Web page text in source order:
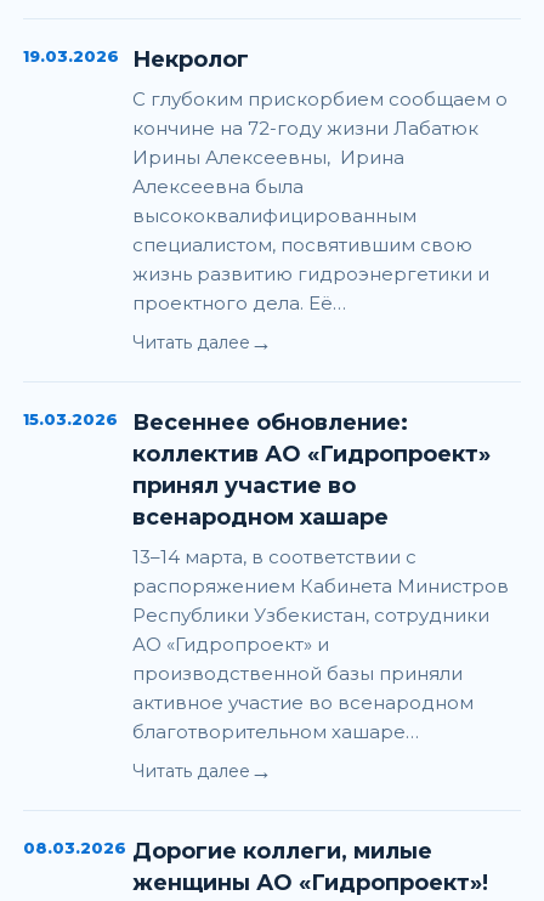
19.03.2026 Некролог
С глубоким прискорбием сообщаем о
кончине на 72-году жизни Лабатюк
Ирины Алексеевны, Ирина
Алексеевна была
высококвалифицированным
специалистом, посвятившим свою
жизнь развитию гидроэнергетики и
проектного дела. Её…
Читать далее →
15.03.2026
Весеннее обновление:
коллектив АО «Гидропроект»
принял участие во
всенародном хашаре
13–14 марта, в соответствии с
распоряжением Кабинета Министров
Республики Узбекистан, сотрудники
АО «Гидропроект» и
производственной базы приняли
активное участие во всенародном
благотворительном хашаре…
Читать далее →
08.03.2026 Дорогие коллеги, милые
женщины АО «Гидропроект»!